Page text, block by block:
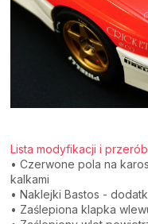
Lista modyfikacji i
• Czerwone pola na
kalkami
• Naklejki Bastos -
• Zaślepiona klapka